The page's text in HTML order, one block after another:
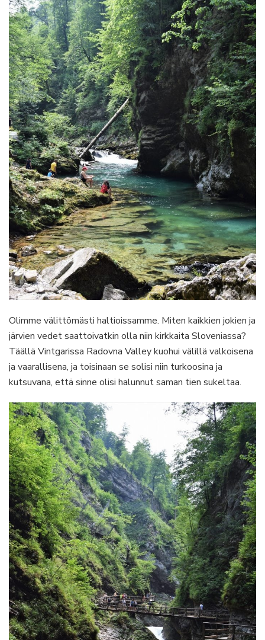
Olimme välittömästi haltioissamme. Miten kaikkien jokien ja
järvien vedet saattoivatkin olla niin kirkkaita Sloveniassa?
Täällä Vintgarissa Radovna Valley kuohui välillä valkoisena
ja vaarallisena, ja toisinaan se solisi niin turkoosina ja
kutsuvana, että sinne olisi halunnut saman tien sukeltaa.